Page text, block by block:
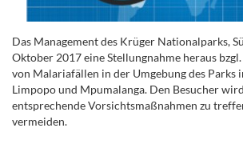
Das Management des Krüger Nationalparks,
Oktober 2017 eine Stellungnahme heraus
von Malariafällen in der Umgebung des Parks
Limpopo und Mpumalanga. Den Besucher
entsprechende Vorsichtsmaßnahmen zu
vermeiden.